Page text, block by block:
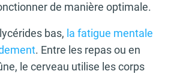
de manière optimale.
bas, la fatigue mentale
. Entre les repas ou en
le cerveau utilise les corps